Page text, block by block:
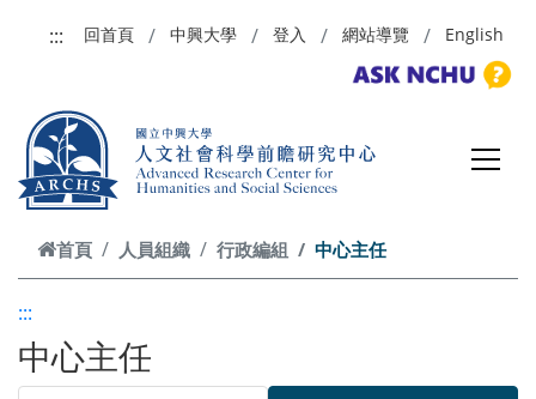
:::
回首頁 中興大學 登入 網站導覽 English
首頁 人員組織 行政編組 中心主任
:::
中心主任